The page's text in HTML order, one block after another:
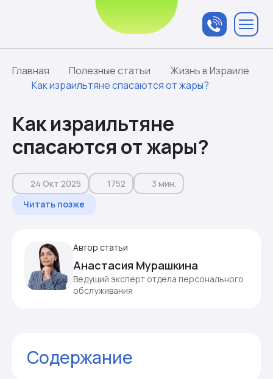
менеджером
Главная Полезные статьи
Жизнь в Израиле
Как израильтяне спасаются от жары?
Как израильтяне
спасаются от жары?
Читать позже
24 Окт 2025 1752 3 мин.
Автор статьи
Анастасия Мурашкина
Ведущий эксперт отдела персонального
обслуживания
Содержание